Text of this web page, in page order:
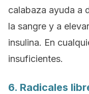
calabaza ayuda a
la sangre y a
insulina. En
insuficientes.
6. Radicales